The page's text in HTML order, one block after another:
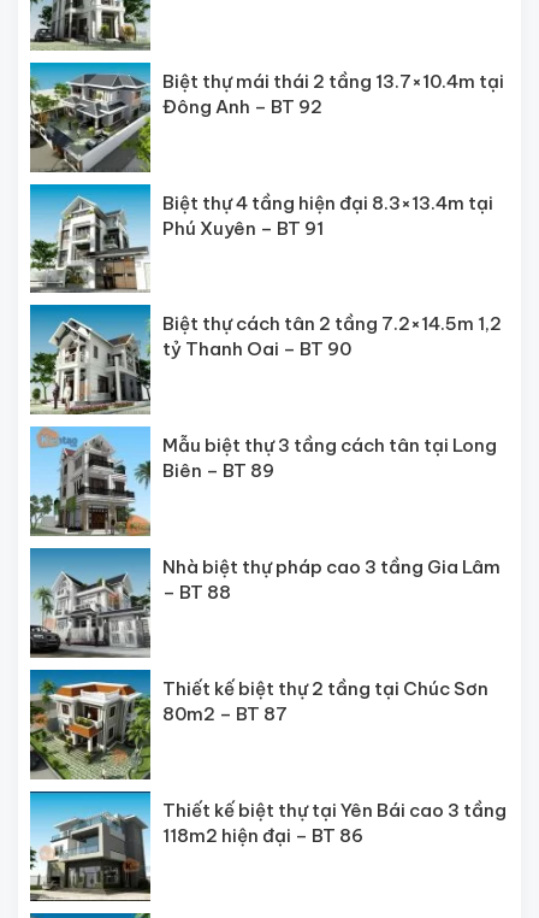
Biệt thự mái thái 2 tầng 13.7×10.4m tại
Đông Anh – BT 92
Biệt thự 4 tầng hiện đại 8.3×13.4m tại
Phú Xuyên – BT 91
Biệt thự cách tân 2 tầng 7.2×14.5m 1,2
tỷ Thanh Oai – BT 90
Mẫu biệt thự 3 tầng cách tân tại Long
Biên – BT 89
Nhà biệt thự pháp cao 3 tầng Gia Lâm
– BT 88
Thiết kế biệt thự 2 tầng tại Chúc Sơn
80m2 – BT 87
Thiết kế biệt thự tại Yên Bái cao 3 tầng
118m2 hiện đại – BT 86